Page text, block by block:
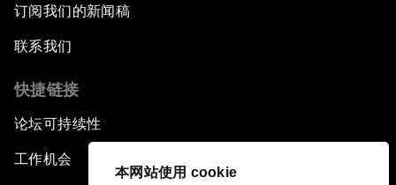
本网站使用 cookie
订阅我们的新闻稿
联系我们
快捷链接
论坛可持续性
工作机会